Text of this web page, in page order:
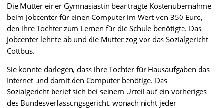
Die Mutter einer Gymnasiastin beantragte Kostenübernahme
beim Jobcenter für einen Computer im Wert von 350 Euro,
den ihre Tochter zum Lernen für die Schule benötigte. Das
Jobcenter lehnte ab und die Mutter zog vor das Sozialgericht
Cottbus.
Sie konnte darlegen, dass ihre Tochter für Hausaufgaben das
Internet und damit den Computer benötige. Das
Sozialgericht berief sich bei seinem Urteil auf ein vorheriges
des Bundesverfassungsgericht, wonach nicht jeder